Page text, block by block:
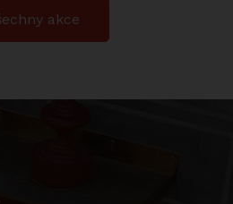
akce